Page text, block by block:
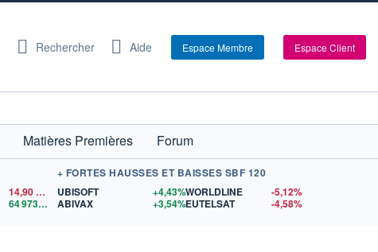
Rechercher Aide Espace Membre Espace Client
Matières Premières
Forum
14,90$US
64 973,06 $US
+ FORTES HAUSSES ET BAISSES SBF 120
UBISOFT
+4,43%
ABIVAX
+3,54%
WORLDLINE
-5,12%
EUTELSAT
-4,58%